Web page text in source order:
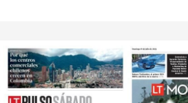
Opens in new window Opens in